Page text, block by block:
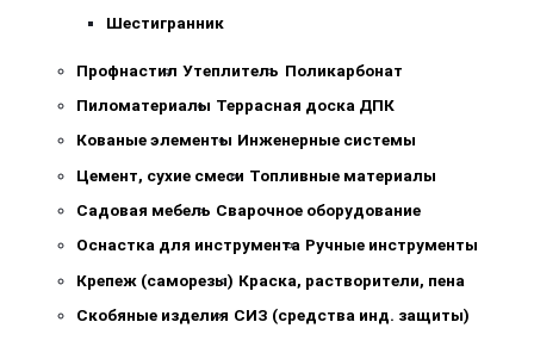
Шестигранник
Профнастил Утеплитель Поликарбонат
Пиломатериалы Террасная доска ДПК
Кованые элементы Инженерные системы
Цемент, сухие смеси Топливные материалы
Садовая мебель Сварочное оборудование
Оснастка для инструмента Ручные инструменты
Крепеж (саморезы) Краска, растворители, пена
Скобяные изделия СИЗ (средства инд. защиты)